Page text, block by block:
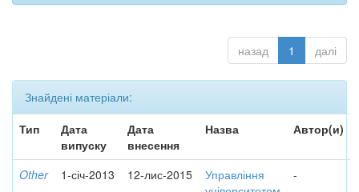
назад 1 далі
Знайдені матеріали:
Тип
Дата
випуску
Дата
внесення
Назва Автор(и)
Other 1-січ-2013 12-лис-2015
Управління
-